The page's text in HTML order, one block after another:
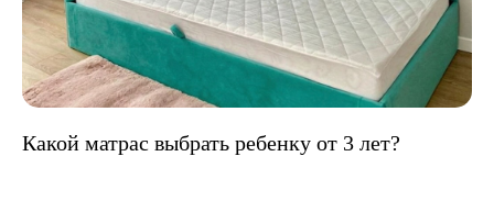
Какой матрас выбрать ребенку от 3 лет?